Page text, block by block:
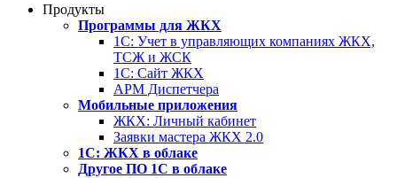
Продукты
Программы для ЖКХ
1С: Учет в управляющих компаниях ЖКХ,
ТСЖ и ЖСК
1С: Сайт ЖКХ
АРМ Диспетчера
Мобильные приложения
ЖКХ: Личный кабинет
Заявки мастера ЖКХ 2.0
1С: ЖКХ в облаке
Другое ПО 1С в облаке